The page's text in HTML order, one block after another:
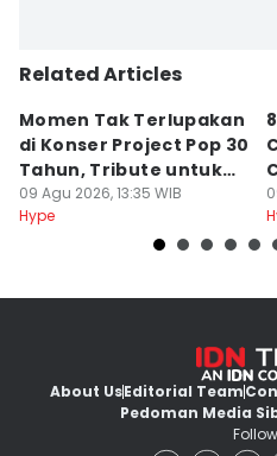
Related Articles
Momen Tak Terlupakan
di Konser Project Pop 30
Tahun, Tribute untuk
Oon
09 Agu 2026, 13:35 WIB
Hype
About UsEditorial Team
Pedoman Media